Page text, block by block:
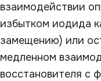
взаимодействии
избытком иодида
замещению) или
медленном
восстановителя с